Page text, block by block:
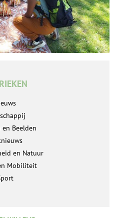
en Beelden
en Natuur
Mobiliteit